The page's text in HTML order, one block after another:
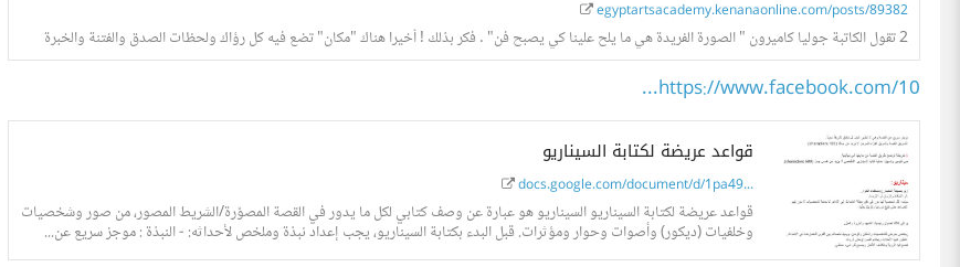
egyptartsacademy.kenanaonline.com/posts/89382
2 تقول الكاتبة جوليا كاميرون " الصورة الفريدة هي ما يلح علينا كي يصبح فن" . فكر بذلك ! أخيرا هناك "مكان" تضع فيه كل رؤاك ولحظات الصدق والفتنة والخبرة
https://www.facebook.com/10...
قواعد عريضة لكتابة السيناريو
docs.google.com/document/d/1pa49...
قواعد عريضة لكتابة السيناريو السيناريو هو عبارة عن وصف كتابي لكل ما يدور في القصة المصوّرة/الشريط المصور، من صور وشخصيات
وخلفيات (ديكور) وأصوات وحوار ومؤثرات. قبل البدء بكتابة السيناريو، يجب إعداد نبذة وملخص لأحداثه: - النبذة : موجز سريع عن...